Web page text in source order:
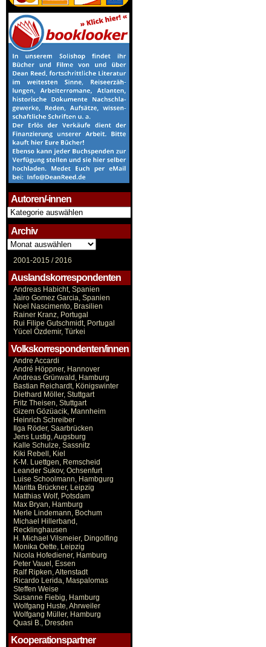
Autoren/-innen
Autoren/-
innen
Archiv
Archiv
2001-2015 /2016
Auslandskorrespondenten
Andreas Habicht, Spanien
Jairo Gomez Garcia, Spanien
Noel Nascimento, Brasilien
Rainer Kranz, Portugal
Rui Filipe Gutschmidt, Portugal
Yücel Özdemir, Türkei
Volkskorrespondenten/innen
Andre Accardi
André Höppner, Hannover
Andreas Grünwald, Hamburg
Bastian Reichardt, Königswinter
Diethard Möller, Stuttgart
Fritz Theisen, Stuttgart
Gizem Gözüacik, Mannheim
Heinrich Schreiber
Ilga Röder, Saarbrücken
Jens Lustig, Augsburg
Kalle Schulze, Sassnitz
Kiki Rebell, Kiel
K-M. Luettgen, Remscheid
Leander Sukov, Ochsenfurt
Luise Schoolmann, Hambgurg
Maritta Brückner, Leipzig
Matthias Wolf, Potsdam
Max Bryan, Hamburg
Merle Lindemann, Bochum
Michael Hillerband,
Recklinghausen
H. Michael Vilsmeier, Dingolfing
Monika Oette, Leipzig
Nicola Hofediener, Hamburg
Peter Vauel, Essen
Ralf Ripken, Altenstadt
Ricardo Lerida, Maspalomas
Steffen Weise
Susanne Fiebig, Hamburg
Wolfgang Huste, Ahrweiler
Wolfgang Müller, Hamburg
Quasi B., Dresden
Kooperationspartner